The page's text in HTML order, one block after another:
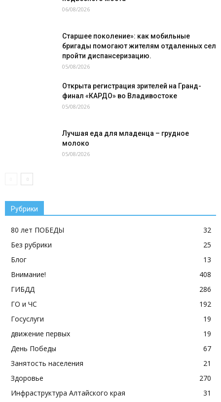
06/08/2026
Старшее поколение»: как мобильные
бригады помогают жителям отдаленных сел
пройти диспансеризацию.
05/08/2026
Открыта регистрация зрителей на Гранд-
финал «КАРДО» во Владивостоке
05/08/2026
Лучшая еда для младенца – грудное
молоко
05/08/2026
Рубрики
80 лет ПОБЕДЫ
32
Без рубрики
25
Блог
13
Внимание!
408
ГИБДД
286
ГО и ЧС
192
Госуслуги
19
движение первых
19
День Победы
67
Занятость населения
21
Здоровье
270
Инфраструктура Алтайского края
31